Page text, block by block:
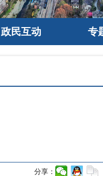
政民互动 专
分享：